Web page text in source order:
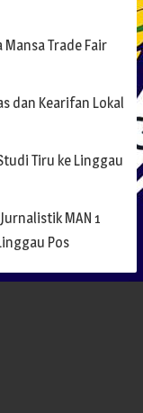
Mansa Trade Fair
dan Kearifan Lokal
Tiru ke Linggau
MAN 1
Pos